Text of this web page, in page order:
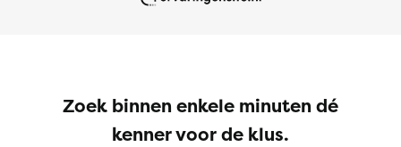
Zoek binnen enkele minuten dé
kenner voor de klus.